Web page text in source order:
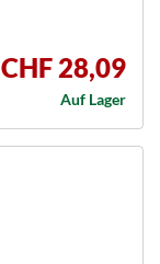
CHF 28,09
Auf Lager